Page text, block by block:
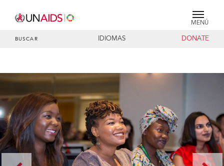
MENÚ
BUSCAR IDIOMAS DONATE